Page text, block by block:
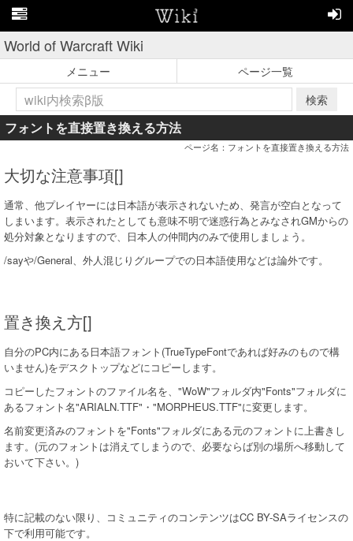
World of Warcraft Wiki
メニュー
ページ一覧
検索
フォントを直接置き換える方法
ページ名：フォントを直接置き換える方法
大切な注意事項[]
通常、他プレイヤーには日本語が表示されないため、発言が空白となって
しまいます。表示されたとしても意味不明で迷惑行為とみなされGMからの
処分対象となりますので、日本人の仲間内のみで使用しましょう。
/sayや/General、外人混じりグループでの日本語使用などは論外です。
置き換え方[]
自分のPC内にある日本語フォント(TrueTypeFontであれば好みのもので構
いません)をデスクトップなどにコピーします。
コピーしたフォントのファイル名を、"WoW"フォルダ内"Fonts"フォルダに
あるフォント名"ARIALN.TTF"・"MORPHEUS.TTF"に変更します。
名前変更済みのフォントを"Fonts"フォルダにある元のフォントに上書きし
ます。(元のフォントは消えてしまうので、必要ならば別の場所へ移動して
おいて下さい。)
特に記載のない限り、コミュニティのコンテンツはCC BY-SAライセンスの
下で利用可能です。